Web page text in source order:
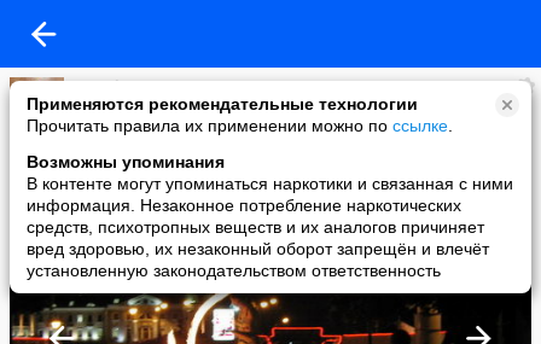
Применяются рекомендательные технологии
Прочитать правила их применении можно по ссылке
Возможны упоминания
В контенте могут упоминаться наркотики и связанная с ними
информация. Незаконное потребление наркотических
средств, психотропных веществ и их аналогов причиняет
вред здоровью, их незаконный оборот запрещён и влечёт
установленную законодательством ответственность
Supralove
added a photo
27 Jul в 14:15